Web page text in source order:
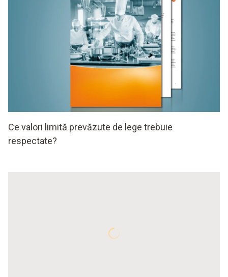
Ce valori limită prevăzute de lege trebuie
respectate?